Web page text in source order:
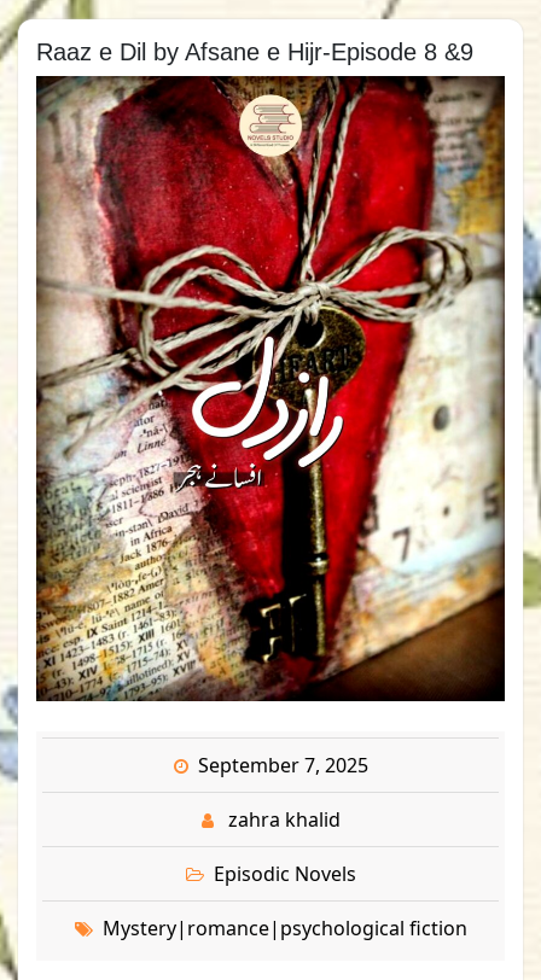
Raaz e Dil by Afsane e Hijr-Episode 8 &9
September 7, 2025
zahra khalid
Episodic Novels
Mystery|romance|psychological fiction